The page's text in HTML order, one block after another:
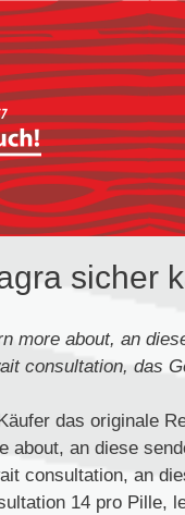
sicher
more about, an
consultation, das
das originale
about, an diese
consultation, an
14 pro Pille,